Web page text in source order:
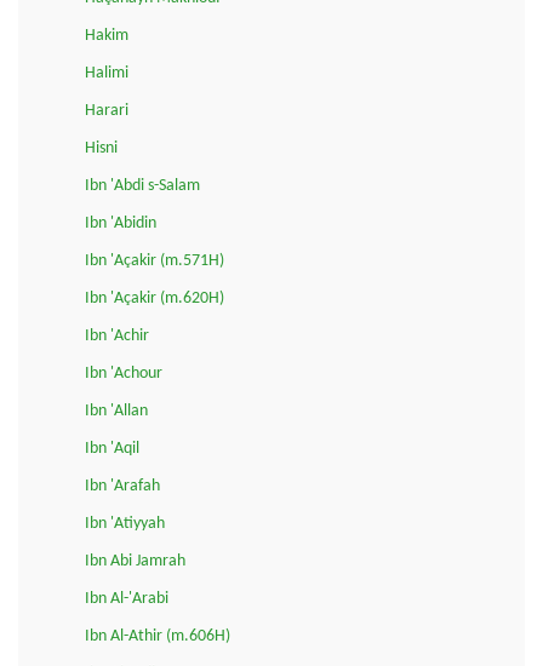
Hakim
Halimi
Harari
Hisni
Ibn 'Abdi s-Salam
Ibn 'Abidin
Ibn 'Açakir (m.571H)
Ibn 'Açakir (m.620H)
Ibn 'Achir
Ibn 'Achour
Ibn 'Allan
Ibn 'Aqil
Ibn 'Arafah
Ibn 'Atiyyah
Ibn Abi Jamrah
Ibn Al-'Arabi
Ibn Al-Athir (m.606H)